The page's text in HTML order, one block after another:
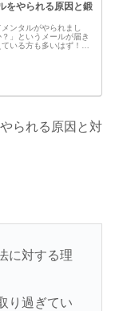
をやられる原因と鍛
ンタルがやられまし
」というメールが届き
いる方も多いはず！と
られる原因と対
に対する理
り過ぎてい